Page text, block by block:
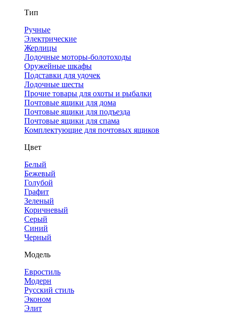
Тип
Ручные
Электрические
Жерлицы
Лодочные моторы-болотоходы
Оружейные шкафы
Подставки для удочек
Лодочные шесты
Прочие товары для охоты и рыбалки
Почтовые ящики для дома
Почтовые ящики для подъезда
Почтовые ящики для спама
Комплектующие для почтовых ящиков
Цвет
Белый
Бежевый
Голубой
Графит
Зеленый
Коричневый
Серый
Синий
Черный
Модель
Евростиль
Модерн
Русский стиль
Эконом
Элит